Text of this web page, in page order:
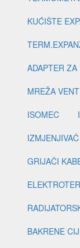
KUĆIŠTE
ADAPTER ZA
MREŽA
ISOMEC
GRIJAČI
BAKRENE